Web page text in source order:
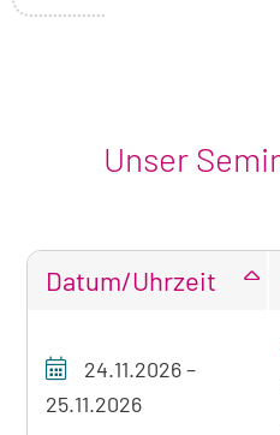
Unser
Übersicht
unseres
Seminarangebots
Datum/Uhrzeit
24.11.2026–
25.11.2026